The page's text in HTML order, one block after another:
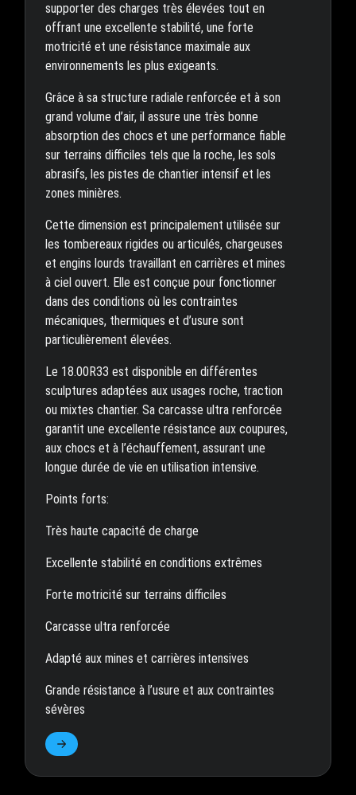
supporter des charges très élevées tout en
offrant une excellente stabilité, une forte
motricité et une résistance maximale aux
environnements les plus exigeants.
Grâce à sa structure radiale renforcée et à son
grand volume d’air, il assure une très bonne
absorption des chocs et une performance fiable
sur terrains difficiles tels que la roche, les sols
abrasifs, les pistes de chantier intensif et les
zones minières.
Cette dimension est principalement utilisée sur
les tombereaux rigides ou articulés, chargeuses
et engins lourds travaillant en carrières et mines
à ciel ouvert. Elle est conçue pour fonctionner
dans des conditions où les contraintes
mécaniques, thermiques et d’usure sont
particulièrement élevées.
Le 18.00R33 est disponible en différentes
sculptures adaptées aux usages roche, traction
ou mixtes chantier. Sa carcasse ultra renforcée
garantit une excellente résistance aux coupures,
aux chocs et à l’échauffement, assurant une
longue durée de vie en utilisation intensive.
Points forts:
Très haute capacité de charge
Excellente stabilité en conditions extrêmes
Forte motricité sur terrains difficiles
Carcasse ultra renforcée
Adapté aux mines et carrières intensives
Grande résistance à l’usure et aux contraintes
sévères